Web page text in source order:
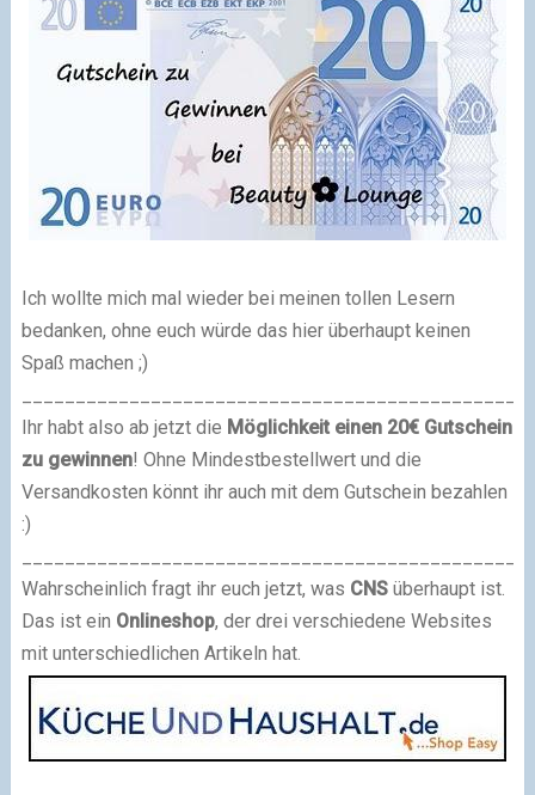
Ich wollte mich mal wieder bei meinen tollen Lesern
bedanken, ohne euch würde das hier überhaupt keinen
Spaß machen ;)
Ihr habt also ab jetzt die Möglichkeit einen 20€ Gutschein
zu gewinnen! Ohne Mindestbestellwert und die
Versandkosten könnt ihr auch mit dem Gutschein bezahlen
:)
Wahrscheinlich fragt ihr euch jetzt, was CNSüberhaupt ist.
Das ist ein Onlineshop, der drei verschiedene Websites
mit unterschiedlichen Artikeln hat.